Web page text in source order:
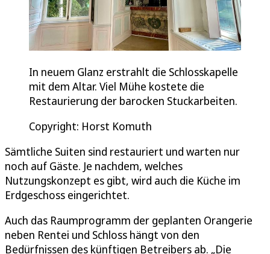
In neuem Glanz erstrahlt die Schlosskapelle
mit dem Altar. Viel Mühe kostete die
Restaurierung der barocken Stuckarbeiten.
Copyright: Horst Komuth
Sämtliche Suiten sind restauriert und warten nur
noch auf Gäste. Je nachdem, welches
Nutzungskonzept es gibt, wird auch die Küche im
Erdgeschoss eingerichtet.
Auch das Raumprogramm der geplanten Orangerie
neben Rentei und Schloss hängt von den
Bedürfnissen des künftigen Betreibers ab. „Die